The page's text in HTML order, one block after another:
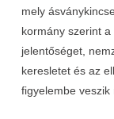
mely
kormány szerint
jelentőséget,
keresletet és az
figyelembe veszik